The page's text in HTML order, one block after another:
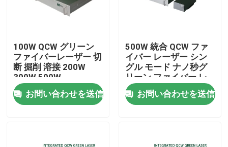
家
100W QCW グリーン
ファイバーレーザー 切
断 掘削 溶接 200W
300W 500W
お問い合わせを送信
500W 統合 QCW ファ
イバー レーザー シン
グル モード ナノ秒グ
リーン ファイバー レ
ーザー
お問い合わせを送信